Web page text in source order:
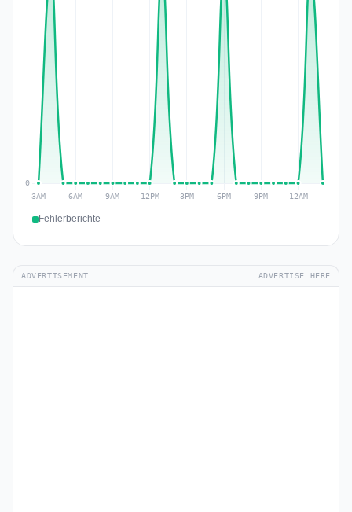
Fehlerberichte
ADVERTISEMENT ADVERTISE HERE